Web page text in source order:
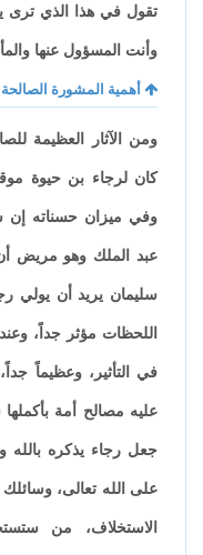
تقول في هذا الذي ترى
وأنت المسؤول عنها
أهمية المشورة الصالحة
ومن الآثار العظيمة
كان لرجاء بن حيوة
وفي ميزان حسناته إن
عبد الملك وهو مريض
سليمان يريد أن يولي
اللحظات مؤثر جداً،
في التأثير، وعظيماً
عليه مصالح أمة
جعل رجاء يذكره بالله
على الله تعالى،
الاستخلاف، من